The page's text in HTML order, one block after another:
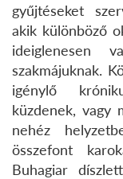
gyűjtéseket
akik különböző
ideiglenesen
szakmájuknak.
igénylő
küzdenek, vagy
nehéz
összefont
Buhagiar